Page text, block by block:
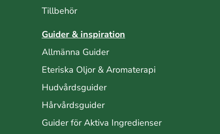
Tillbehör
Guider & inspiration
Allmänna Guider
Eteriska Oljor & Aromaterapi
Hudvårdsguider
Hårvårdsguider
Guider för Aktiva Ingredienser